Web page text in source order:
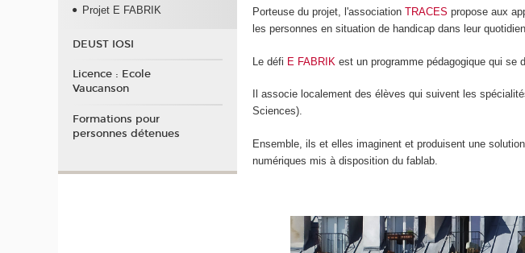
Porteuse du projet, l'associationTRACES propose aux
les personnes en situation de handicap dans leur
Le défi E FABRIK est un programme pédagogique qui se
Il associe localement des élèves qui suivent les
Sciences).
Ensemble, ils et elles imaginent et produisent une
numériques mis à disposition du fablab.
Projet E FABRIK
DEUST IOSI
Licence : Ecole
Vaucanson
Formations pour
personnes détenues